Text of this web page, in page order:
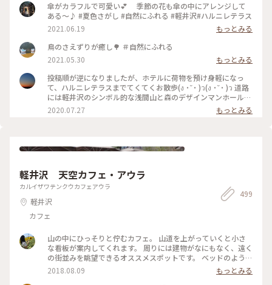
傘がカラフルで可愛い💕 季節の花も傘の中にアレンジして
ある〜♪ #夏色さがし #自然にふれる #軽井沢#ハルニレテラス
2021.06.19
もっとみる
鳥のさえずりが癒し🌳 ＃自然にふれる
2021.05.30
もっとみる
投稿順が逆になりましたが、ホテルに荷物を預け身軽になっ
て、ハルニレテラスまでてくてくお散歩(ง ˙˘˙ )ว(ง ˙˘˙ )ว 道路
には軽井沢のシンボル的な浅間山と森のデザインマンホール❇️
モグモグタイムは川辺のデッキで✨ この川を上流に行くと、
｢野鳥の森｣🌳🌳🌳 こちらの池は、森でのネイチャープログラ
が出来ました🤣 #わたしの旅#涼しげスイーツ #ことりっぷ軽
時間
2020.07.27 もっとみる
軽井沢 天空カフェ・アウラ
カルイザワテンクウカフェアウラ
軽井沢
カフェ
499
山の中にひっそりと佇むカフェ。 山道を上がっていくと小さ
な看板が案内してくれます。 周りには建物がなにもなく、遠く
の街並みを眺望できるオススメスポットです。 ベッドのように
寝転びながらゆったりできる席や綺麗な景色を一望出来るテー
ブル席、ペットをお連れの方も安心なペット専用席もありま
2018.08.09
もっとみる